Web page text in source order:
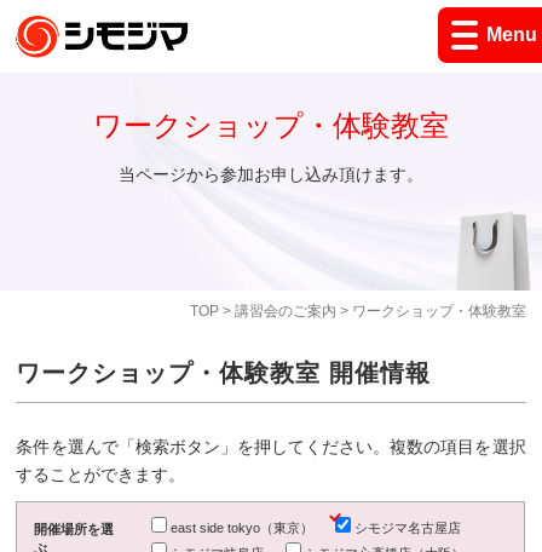
Menu
TOP> 講習会のご案内 > ワークショップ・体験教室
ワークショップ・体験教室
当ページから参加お申し込み頂けます。
ワークショップ・体験教室 開催情報
条件を選んで「検索ボタン」を押してください。複数の項目を選択
することができます。
開催場所を選
ぶ
east side tokyo（東京）
シモジマ名古屋店